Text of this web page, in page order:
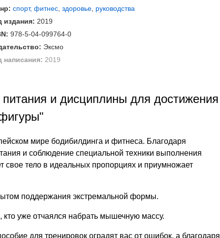
спорт, фитнес здоровье руководства
издания: 2019
978-5-04-099764-0
Эксмо
написания: 2019
и дисциплины для достижения
мире бодибилдинга и фитнеса. Благодаря
и соблюдение специальной техники выполнения
свое тело в идеальных пропорциях и приумножает
поддержания экстремальной формы.
уже отчаялся набрать мышечную массу.
для тренировок оградят вас от ошибок, а благодаря